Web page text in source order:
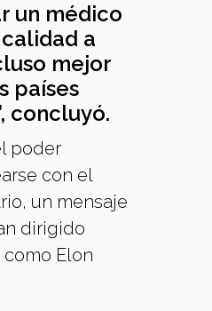
un médico
a
mejor
países
concluyó.
poder
con el
un mensaje
dirigido
Elon